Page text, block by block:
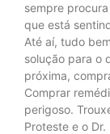
sempre
que está
Até aí, tudo
solução para o
próxima,
Comprar
perigoso.
Proteste e o